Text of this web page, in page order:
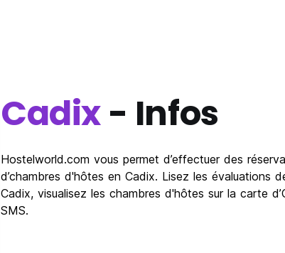
Cadix- Infos
Hostelworld.com vous permet d’effectuer des
d’chambres d'hôtes en Cadix. Lisez les évaluations
Cadix, visualisez les chambres d'hôtes sur la carte
SMS.